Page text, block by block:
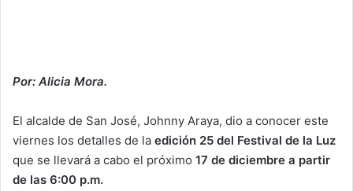
Por: Alicia Mora.
El alcalde de San José, Johnny Araya, dio a conocer este
viernes los detalles de la edición 25 del Festival de la Luz
que se llevará a cabo el próximo 17 de diciembre a partir
de las 6:00 p.m.